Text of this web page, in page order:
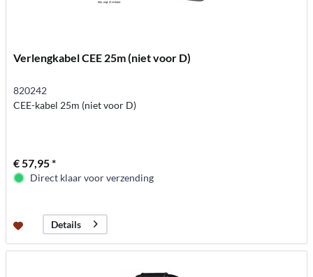
Verlengkabel CEE 25m (niet voor D)
820242
CEE-kabel 25m (niet voor D)
€ 57,95 *
Direct klaar voor verzending
Details